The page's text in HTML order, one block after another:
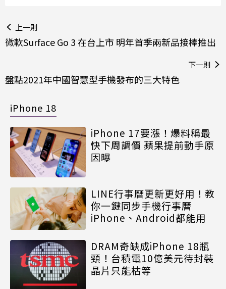
上一則
微軟Surface Go 3 在台上市 明年首季兩新品接棒推出
下一則
盤點2021年中國智慧型手機發布的三大特色
iPhone 18
iPhone 17要漲！爆料稱最
快下周調價 蘋果提前動手原
因曝
LINE行事曆更新更好用！教
你一鍵同步手機行事曆
iPhone、Android都能用
DRAM奇缺成iPhone 18瓶
頸！台積電10億美元待封裝
晶片只能枯等